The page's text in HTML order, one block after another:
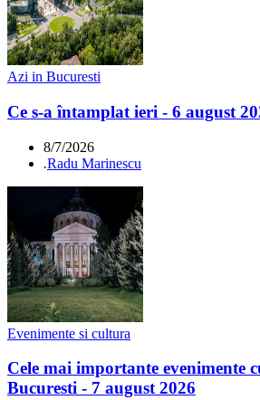
Azi in Bucuresti
Ce s-a întamplat ieri - 6 august
8/7/2026
.Radu Marinescu
Evenimente si cultura
Cele mai importante evenimente
Bucuresti - 7 august 2026